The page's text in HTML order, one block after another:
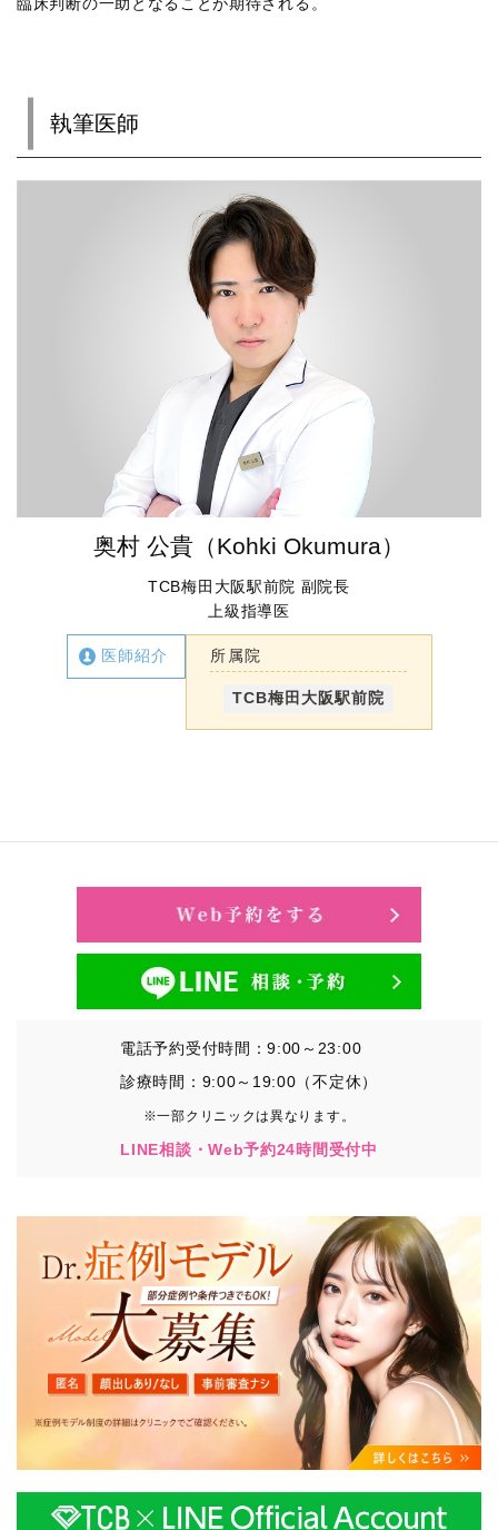
執筆医師
奥村 公貴（Kohki Okumura）
TCB梅田大阪駅前院 副院長
上級指導医
医師紹介 所属院
TCB梅田大阪駅前院
電話予約受付時間：9:00～23:00
診療時間：9:00～19:00（不定休）
※一部クリニックは異なります。
LINE相談・Web予約24時間受付中